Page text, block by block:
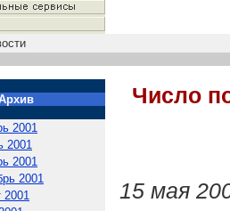
2001
2001
2001
2001
2001
Число
15 мая